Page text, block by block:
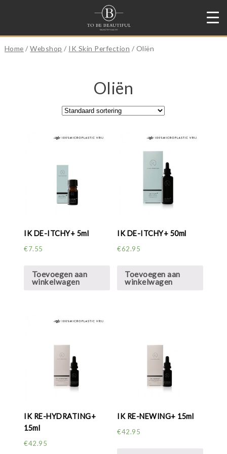
Home /Webshop / IK Skin Perfection / Oliën
Oliën
IK DE-ITCHY+ 5ml
€7.55
Toevoegen aan
winkelwagen
IK DE-ITCHY+ 50ml
€62.95
Toevoegen aan
winkelwagen
IK RE-HYDRATING+
15ml
€42.95
IK RE-NEWING+ 15ml
€42.95